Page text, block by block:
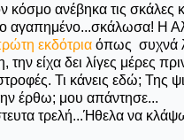
κόσμο ανέβηκα τις
Η
εκδότρια όπως συχνά
την είχα δει λίγες μέρες
Τι κάνεις εδώ; Της
έρθω; μου απάντησε...
τρελή...Ήθελα να